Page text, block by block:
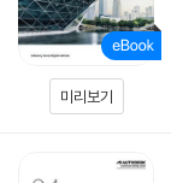
미리보기